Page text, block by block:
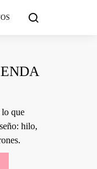
que
hilo,